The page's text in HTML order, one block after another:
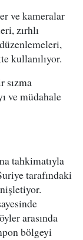
ve kameralar
zırhlı
kullanılıyor.
sızma
ve müdahale
tahkimatıyla
tarafındaki
arasında
bölgeyi